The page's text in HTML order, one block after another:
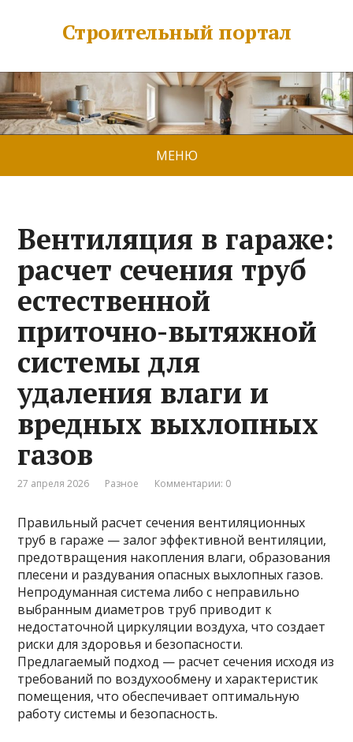
Строительный портал
МЕНЮ
Вентиляция в гараже:
расчет сечения труб
естественной
приточно-вытяжной
системы для
удаления влаги и
вредных выхлопных
газов
27 апреля 2026 Разное Комментарии: 0
Правильный расчет сечения вентиляционных
труб в гараже — залог эффективной вентиляции,
предотвращения накопления влаги, образования
плесени и раздувания опасных выхлопных газов.
Непродуманная система либо с неправильно
выбранным диаметров труб приводит к
недостаточной циркуляции воздуха, что создает
риски для здоровья и безопасности.
Предлагаемый подход — расчет сечения исходя из
требований по воздухообмену и характеристик
помещения, что обеспечивает оптимальную
работу системы и безопасность.